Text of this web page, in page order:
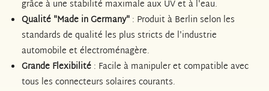
grâce à une stabilité maximale aux UV et à l'eau.
Qualité "Made in Germany" : Produit à Berlin selon les
standards de qualité les plus stricts de l'industrie
automobile et électroménagère.
Grande Flexibilité : Facile à manipuler et compatible avec
tous les connecteurs solaires courants.